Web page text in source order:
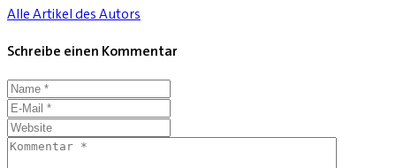
Alle Artikel des Autors
Schreibe einen Kommentar